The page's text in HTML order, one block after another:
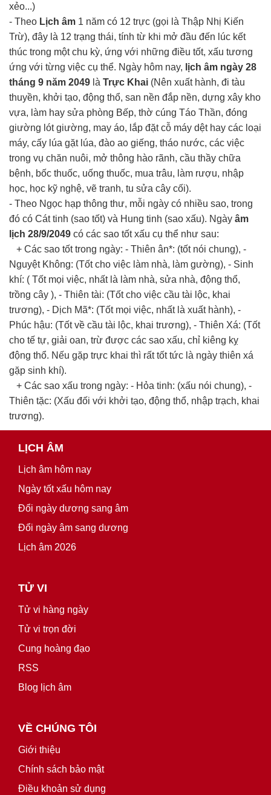
xẻo...)
- Theo Lịch âm 1 năm có 12 trực (gọi là Thập Nhị Kiến
Trừ), đây là 12 trạng thái, tính từ khi mở đầu đến lúc kết
thúc trong một chu kỳ, ứng với những điều tốt, xấu tương
ứng với từng việc cụ thể. Ngày hôm nay, lịch âm ngày 28
tháng 9 năm 2049 là Trực Khai (Nên xuất hành, đi tàu
thuyền, khởi tạo, động thổ, san nền đắp nền, dựng xây kho
vựa, làm hay sửa phòng Bếp, thờ cúng Táo Thần, đóng
giường lót giường, may áo, lắp đặt cỗ máy dệt hay các loại
máy, cấy lúa gặt lúa, đào ao giếng, tháo nước, các việc
trong vụ chăn nuôi, mở thông hào rãnh, cầu thầy chữa
bệnh, bốc thuốc, uống thuốc, mua trâu, làm rượu, nhập
học, học kỹ nghệ, vẽ tranh, tu sửa cây cối).
- Theo Ngọc hạp thông thư, mỗi ngày có nhiều sao, trong
đó có Cát tinh (sao tốt) và Hung tinh (sao xấu). Ngày âm
lịch 28/9/2049 có các sao tốt xấu cụ thể như sau:
+ Các sao tốt trong ngày: - Thiên ân*: (tốt nói chung), -
Nguyệt Không: (Tốt cho việc làm nhà, làm gường), - Sinh
khí: ( Tốt mọi việc, nhất là làm nhà, sửa nhà, động thổ,
trồng cây ), - Thiên tài: (Tốt cho việc cầu tài lộc, khai
trương), - Dịch Mã*: (Tốt mọi việc, nhất là xuất hành), -
Phúc hậu: (Tốt về cầu tài lộc, khai trương), - Thiên Xá: (Tốt
cho tế tự, giải oan, trừ được các sao xấu, chỉ kiêng kỵ
động thổ. Nếu gặp trực khai thì rất tốt tức là ngày thiên xá
gặp sinh khí).
+ Các sao xấu trong ngày: - Hỏa tinh: (xấu nói chung), -
Thiên tặc: (Xấu đối với khởi tạo, động thổ, nhập trạch, khai
trương).
LỊCH ÂM
Lịch âm hôm nay
Ngày tốt xấu hôm nay
Đổi ngày dương sang âm
Đổi ngày âm sang dương
Lịch âm 2026
TỬ VI
Tử vi hàng ngày
Tử vi trọn đời
Cung hoàng đạo
RSS
Blog lịch âm
VỀ CHÚNG TÔI
Giới thiệu
Chính sách bảo mật
Điều khoản sử dụng